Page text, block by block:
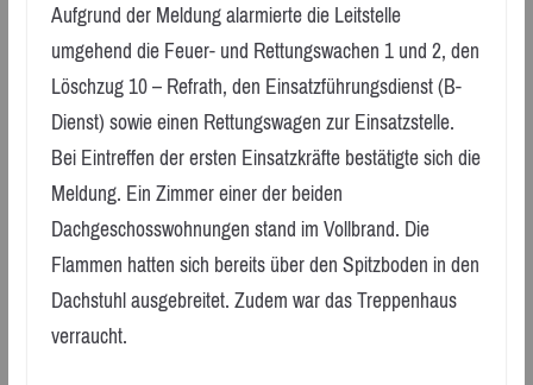
Aufgrund der Meldung alarmierte die Leitstelle
umgehend die Feuer- und Rettungswachen 1 und 2, den
Löschzug 10 – Refrath, den Einsatzführungsdienst (B-
Dienst) sowie einen Rettungswagen zur Einsatzstelle.
Bei Eintreffen der ersten Einsatzkräfte bestätigte sich die
Meldung. Ein Zimmer einer der beiden
Dachgeschosswohnungen stand im Vollbrand. Die
Flammen hatten sich bereits über den Spitzboden in den
Dachstuhl ausgebreitet. Zudem war das Treppenhaus
verraucht.